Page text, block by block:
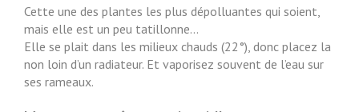
Cette une des plantes les plus dépolluantes qui soient,
mais elle est un peu tatillonne…
Elle se plait dans les milieux chauds (22°), donc placez la
non loin d’un radiateur. Et vaporisez souvent de l’eau sur
ses rameaux.